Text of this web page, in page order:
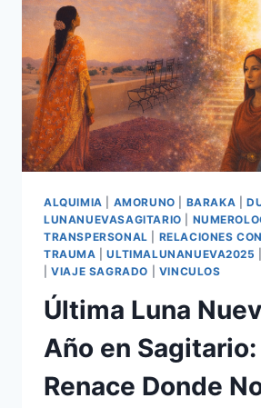
ALQUIMIA AMORUNO BARAKA
LUNANUEVASAGITARIO
TRANSPERSONAL
RELACIONES
TRAUMA |ULTIMALUNANUEVA2025
|VIAJE SAGRADO VINCULOS
Última Luna
Año en
Renace Donde